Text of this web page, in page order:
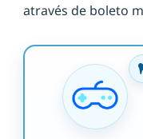
através de boleto